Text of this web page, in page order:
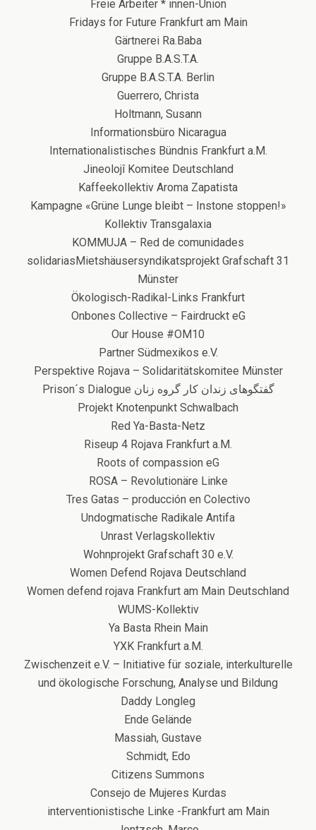
Freie Arbeiter * innen-Union
Fridays for Future Frankfurt am Main
Gärtnerei Ra.Baba
Gruppe B.A.S.T.A.
Gruppe B.A.S.T.A. Berlin
Guerrero, Christa
Holtmann, Susann
Informationsbüro Nicaragua
Internationalistisches Bündnis Frankfurt a.M.
Jineolojî Komitee Deutschland
Kaffeekollektiv Aroma Zapatista
Kampagne «Grüne Lunge bleibt – Instone stoppen!»
Kollektiv Transgalaxia
KOMMUJA – Red de comunidades
solidariasMietshäusersyndikatsprojekt Grafschaft 31
Münster
Ökologisch-Radikal-Links Frankfurt
Onbones Collective – Fairdruckt eG
Our House #OM10
Partner Südmexikos e.V.
Perspektive Rojava – Solidaritätskomitee Münster
Prison´s Dialogue گفتگوهای زندان کار گروه زنان
Projekt Knotenpunkt Schwalbach
Red Ya-Basta-Netz
Riseup 4 Rojava Frankfurt a.M.
Roots of compassion eG
ROSA – Revolutionäre Linke
Tres Gatas – producción en Colectivo
Undogmatische Radikale Antifa
Unrast Verlagskollektiv
Wohnprojekt Grafschaft 30 e.V.
Women Defend Rojava Deutschland
Women defend rojava Frankfurt am Main Deutschland
WUMS-Kollektiv
Ya Basta Rhein Main
YXK Frankfurt a.M.
Zwischenzeit e.V. – Initiative für soziale, interkulturelle
und ökologische Forschung, Analyse und Bildung
Daddy Longleg
Ende Gelände
Massiah, Gustave
Schmidt, Edo
Citizens Summons
Consejo de Mujeres Kurdas
interventionistische Linke -Frankfurt am Main